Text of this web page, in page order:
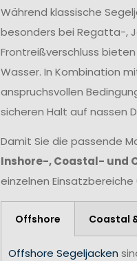
Während klassische
besonders bei Regatta-,
Frontreißverschluss
Wasser. In Kombination
anspruchsvollen
sicheren Halt auf nassen
Damit Sie die passende
Inshore-, Coastal- und
einzelnen
Offshore Coastal
Offshore Segeljacken